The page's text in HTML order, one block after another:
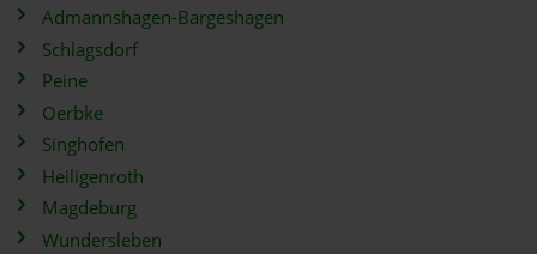
Admannshagen-Bargeshagen
Schlagsdorf
Peine
Oerbke
Singhofen
Heiligenroth
Magdeburg
Wundersleben